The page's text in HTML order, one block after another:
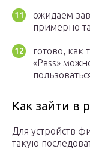
ожидаем
примерно
готово, как
«Pass»
Как зайти в
Для устройств
такую